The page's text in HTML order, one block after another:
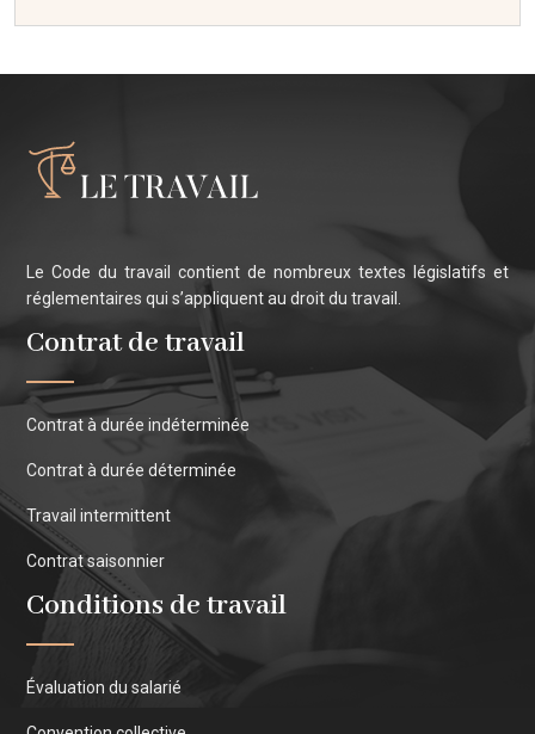
Le Code du travail contient de nombreux textes législatifs et
réglementaires qui s’appliquent au droit du travail.
Contrat de travail
Contrat à durée indéterminée
Contrat à durée déterminée
Travail intermittent
Contrat saisonnier
Conditions de travail
Évaluation du salarié